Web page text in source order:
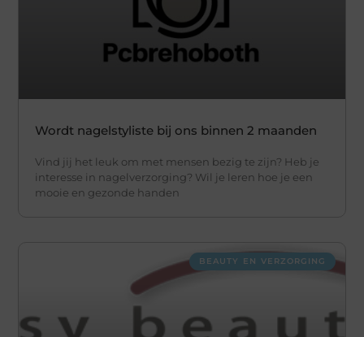
Wordt nagelstyliste bij ons binnen 2 maanden
Vind jij het leuk om met mensen bezig te zijn? Heb je
interesse in nagelverzorging? Wil je leren hoe je een
mooie en gezonde handen
BEAUTY EN VERZORGING